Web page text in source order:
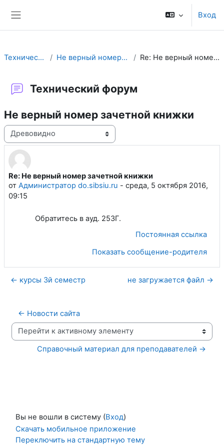
Вход
Технический форум Не верный номер зачетной книжки Re: Не верный номер зачетной книжки
Технический форум
Не верный номер зачетной книжки
Режим отображения
Re: Не верный номер зачетной книжки
от Администратор do.sibsiu.ru - среда, 5 октября 2016,
09:15
Количество ответов: 0
Обратитесь в ауд. 253Г.
Постоянная ссылка
Показать сообщение-родителя
← курсы 3й семестр не загружается файл →
← Новости сайта
Перейти к активному элементу
Справочный материал для преподавателей →
Вы не вошли в систему (Вход)
Скачать мобильное приложение
Переключить на стандартную тему